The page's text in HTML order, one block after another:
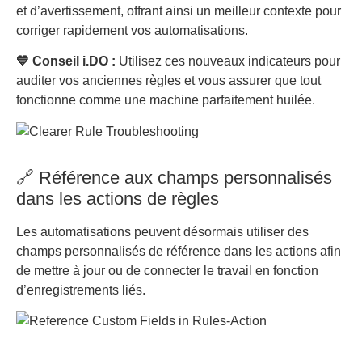
et d’avertissement, offrant ainsi un meilleur contexte pour
corriger rapidement vos automatisations.
💙 Conseil i.DO : Utilisez ces nouveaux indicateurs pour
auditer vos anciennes règles et vous assurer que tout
fonctionne comme une machine parfaitement huilée.
🔗 Référence aux champs personnalisés
dans les actions de règles
Les automatisations peuvent désormais utiliser des
champs personnalisés de référence dans les actions afin
de mettre à jour ou de connecter le travail en fonction
d’enregistrements liés.